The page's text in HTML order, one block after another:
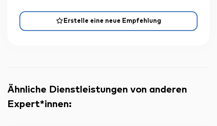
Erstelle eine neue Empfehlung
Ähnliche Dienstleistungen von anderen
Expert*innen: